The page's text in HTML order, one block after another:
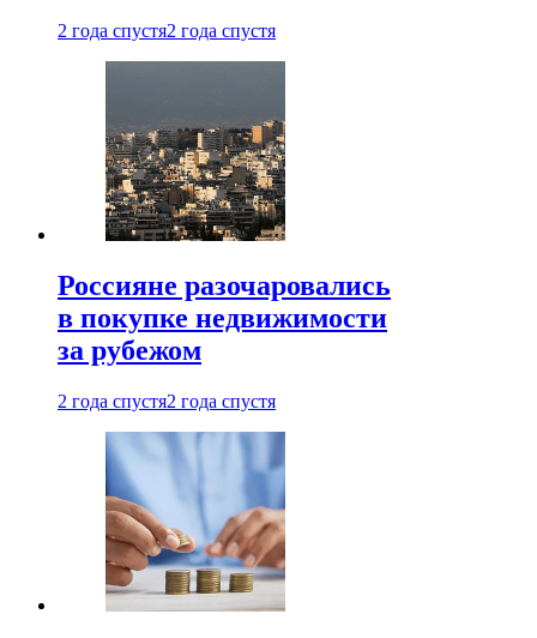
2 года спустя2 года спустя
Россияне разочаровались
в покупке недвижимости
за рубежом
2 года спустя2 года спустя